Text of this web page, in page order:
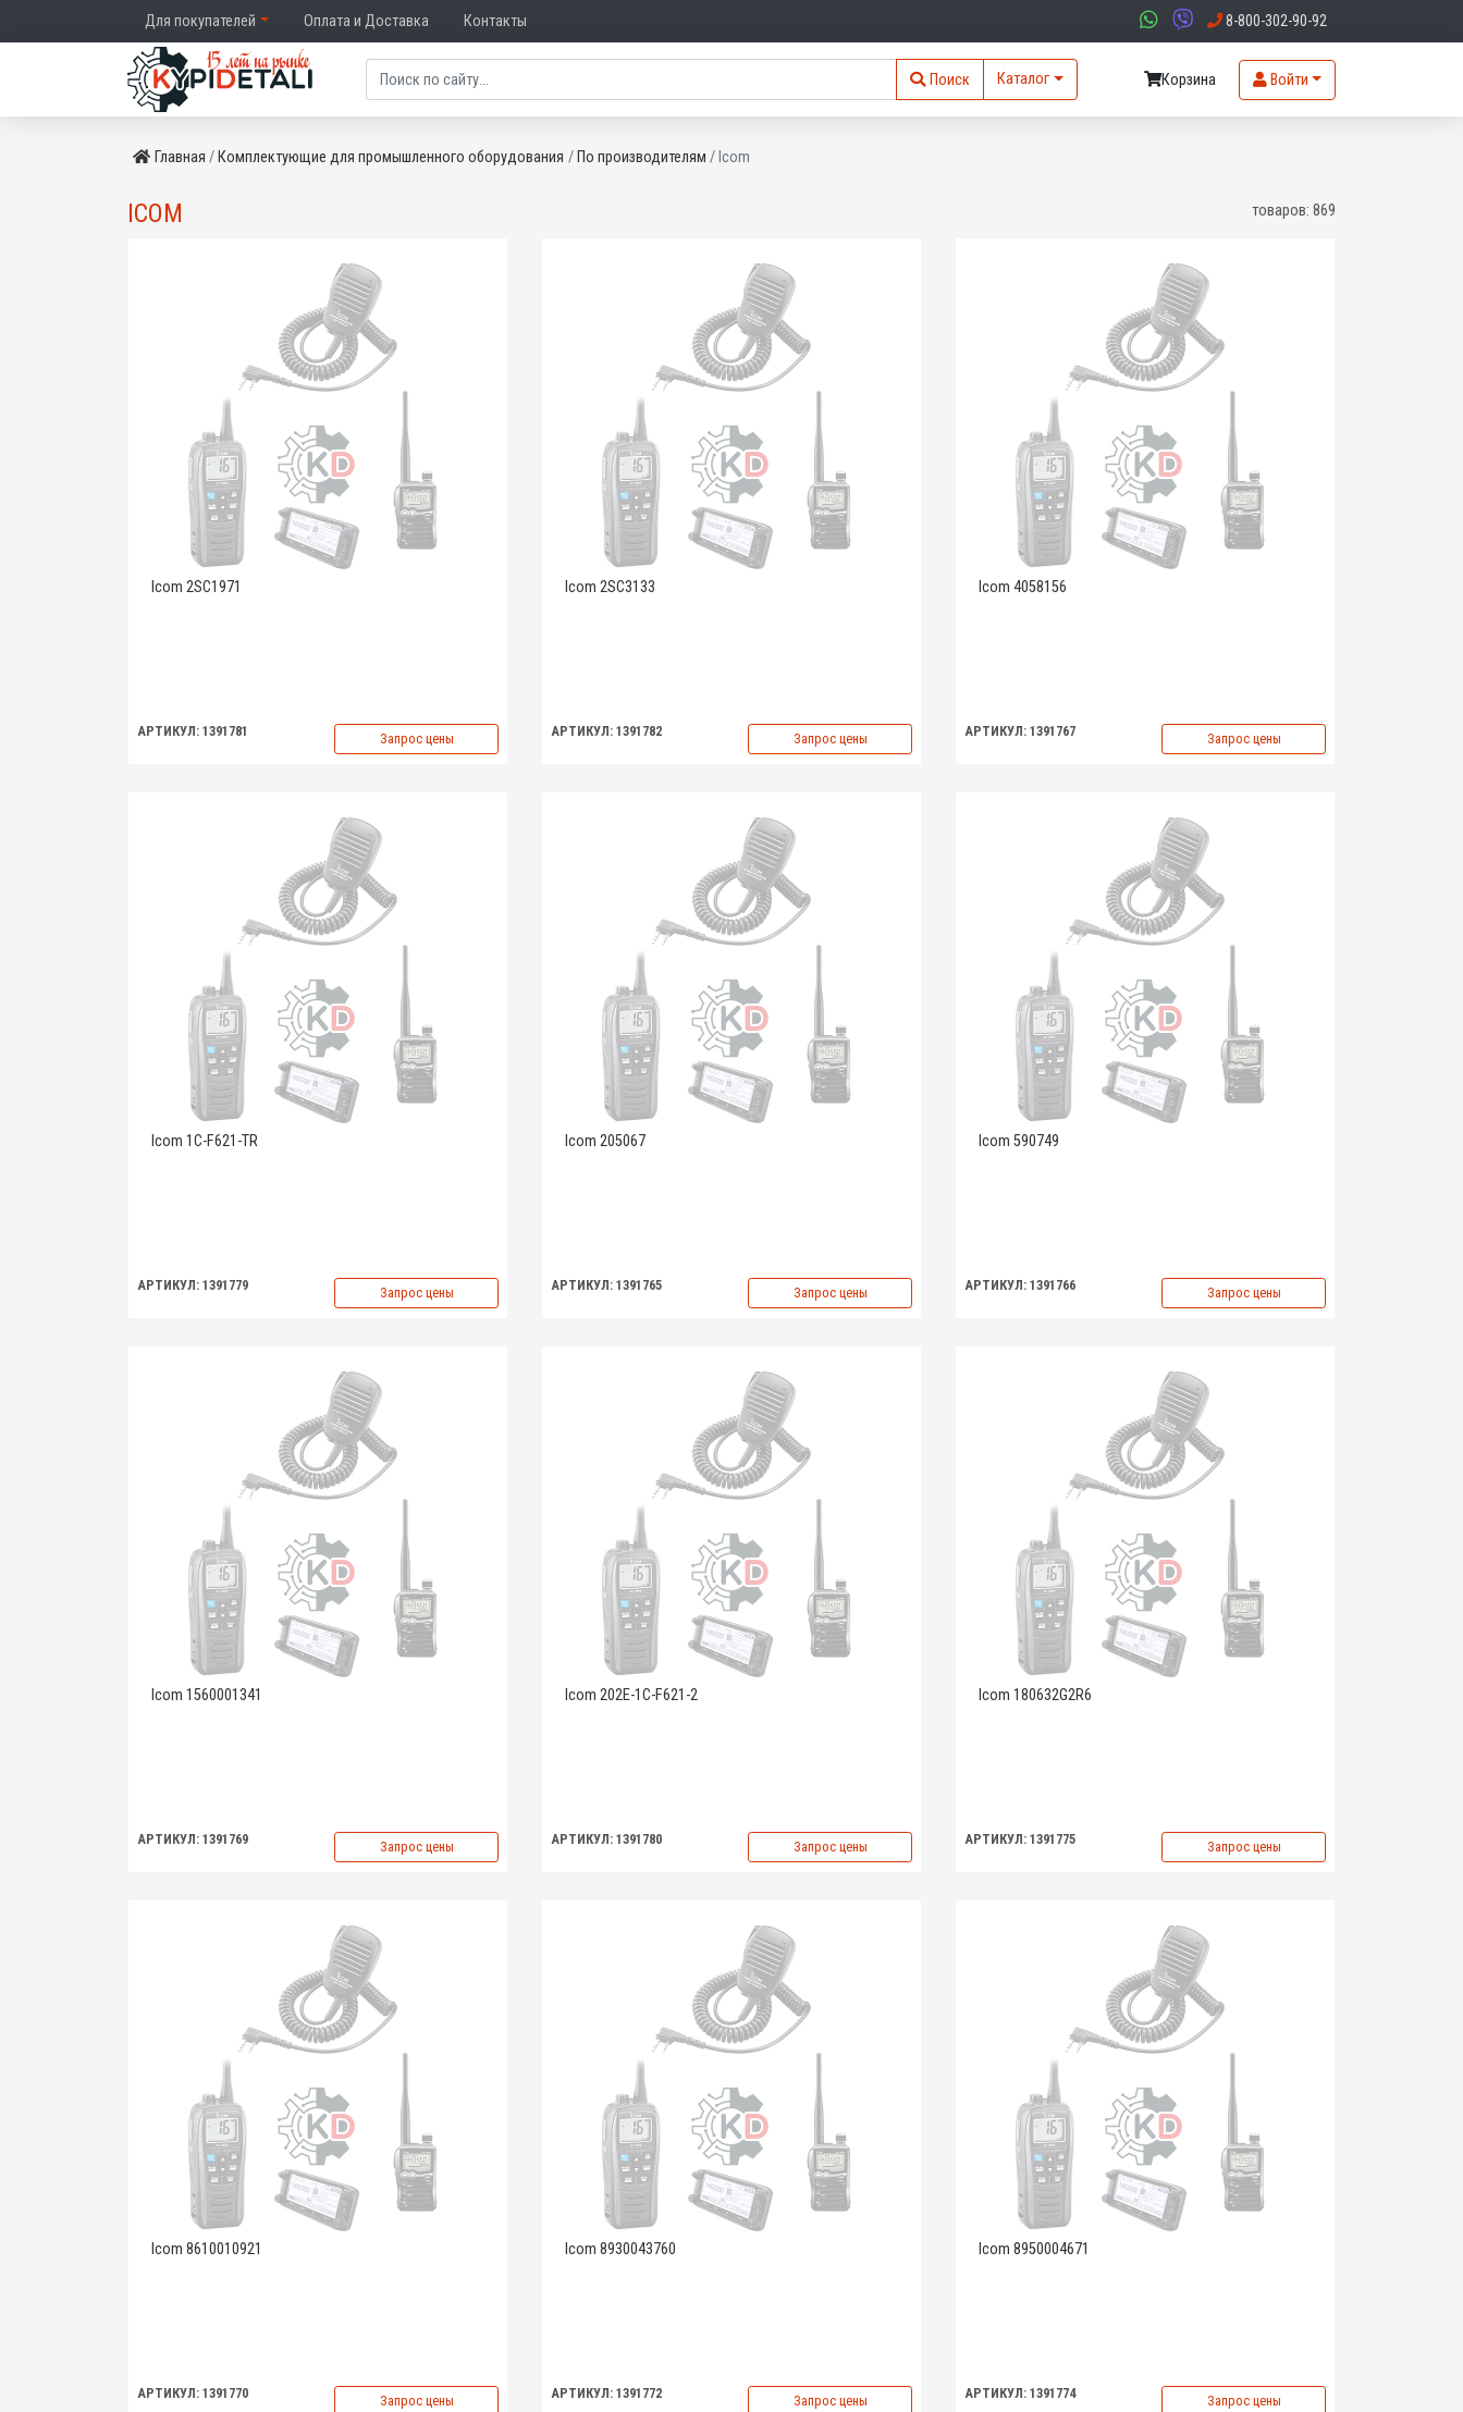
Для покупателей Оплата и Доставка Контакты 8-800-302-90-92
Поиск Каталог Корзина Войти
Главная Комплектующие для промышленного оборудования По производителям Icom
ICOM товаров: 869
Icom 2SC1971
АРТИКУЛ: 1391781 Запрос цены
Icom 2SC3133
АРТИКУЛ: 1391782 Запрос цены
Icom 4058156
АРТИКУЛ: 1391767 Запрос цены
Icom 1C-F621-TR
АРТИКУЛ: 1391779 Запрос цены
Icom 205067
АРТИКУЛ: 1391765 Запрос цены
Icom 590749
АРТИКУЛ: 1391766 Запрос цены
Icom 1560001341
АРТИКУЛ: 1391769 Запрос цены
Icom 202E-1C-F621-2
АРТИКУЛ: 1391780 Запрос цены
Icom 180632G2R6
АРТИКУЛ: 1391775 Запрос цены
Icom 8610010921
АРТИКУЛ: 1391770 Запрос цены
Icom 8930043760
АРТИКУЛ: 1391772 Запрос цены
Icom 8950004671
АРТИКУЛ: 1391774 Запрос цены